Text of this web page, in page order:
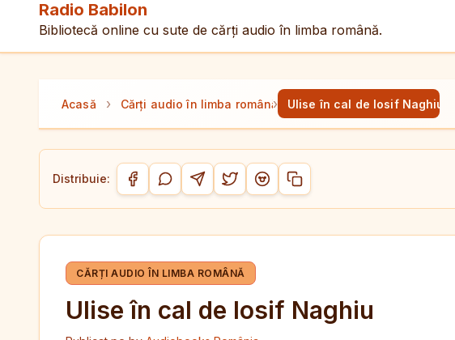
Radio Babilon
Bibliotecă online cu sute de cărți audio în limba română.
Acasă › Cărți audio în limba română
› Ulise în cal de Iosif Naghiu
Distribuie:
Distribuie pe Facebook
Distribuie pe WhatsApp
Distribuie pe Telegram
Distribuie pe Twitter/X
Distribuie pe Reddit
Copiază link-ul
CĂRȚI AUDIO ÎN LIMBA ROMÂNĂ
Ulise în cal de Iosif Naghiu